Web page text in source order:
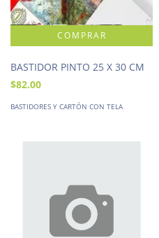
BASTIDOR PINTO 25 X 30 CM
$82.00
BASTIDORES Y CARTÓN CON TELA